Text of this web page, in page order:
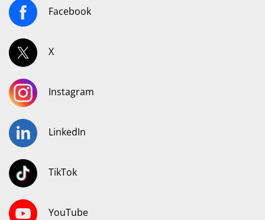
Facebook
X
Instagram
LinkedIn
TikTok
YouTube